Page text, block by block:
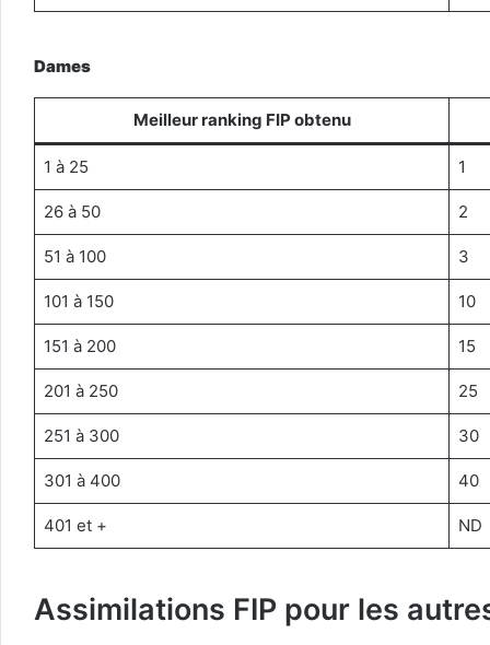
Dames
Meilleur ranking FIP obtenu
1 à 25 1
26 à 50 2
51 à 100 3
101 à 150 10
151 à 200 15
201 à 250 25
251 à 300 30
301 à 400 40
401 et + ND
Assimilations FIP pour les